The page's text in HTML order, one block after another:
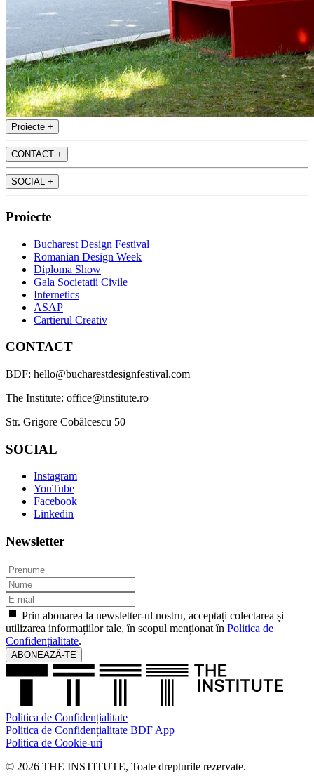
Proiecte +
CONTACT +
SOCIAL +
Proiecte
Bucharest Design Festival
Romanian Design Week
Diploma Show
Gala Societatii Civile
Internetics
ASAP
Cartierul Creativ
CONTACT
BDF: hello@bucharestdesignfestival.com
The Institute: office@institute.ro
Str. Grigore Cobălcescu 50
SOCIAL
Instagram
YouTube
Facebook
Linkedin
Newsletter
Prin abonarea la newsletter-ul nostru, acceptați colectarea și
utilizarea informațiilor tale, în scopul menționat în Politica de
Confidențialitate.
ABONEAZĂ-TE
Politica de Confidențialitate
Politica de Confidențialitate BDF App
Politica de Cookie-uri
© 2026 THE INSTITUTE, Toate drepturile rezervate.